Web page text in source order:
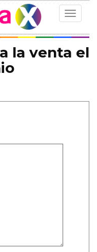
Toggle
la venta el